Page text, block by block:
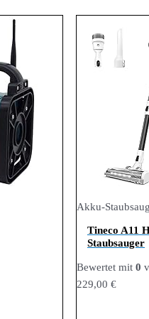
Akku-
Tineco A11
Staubsauger
Bewertet mit 0
229,00 €